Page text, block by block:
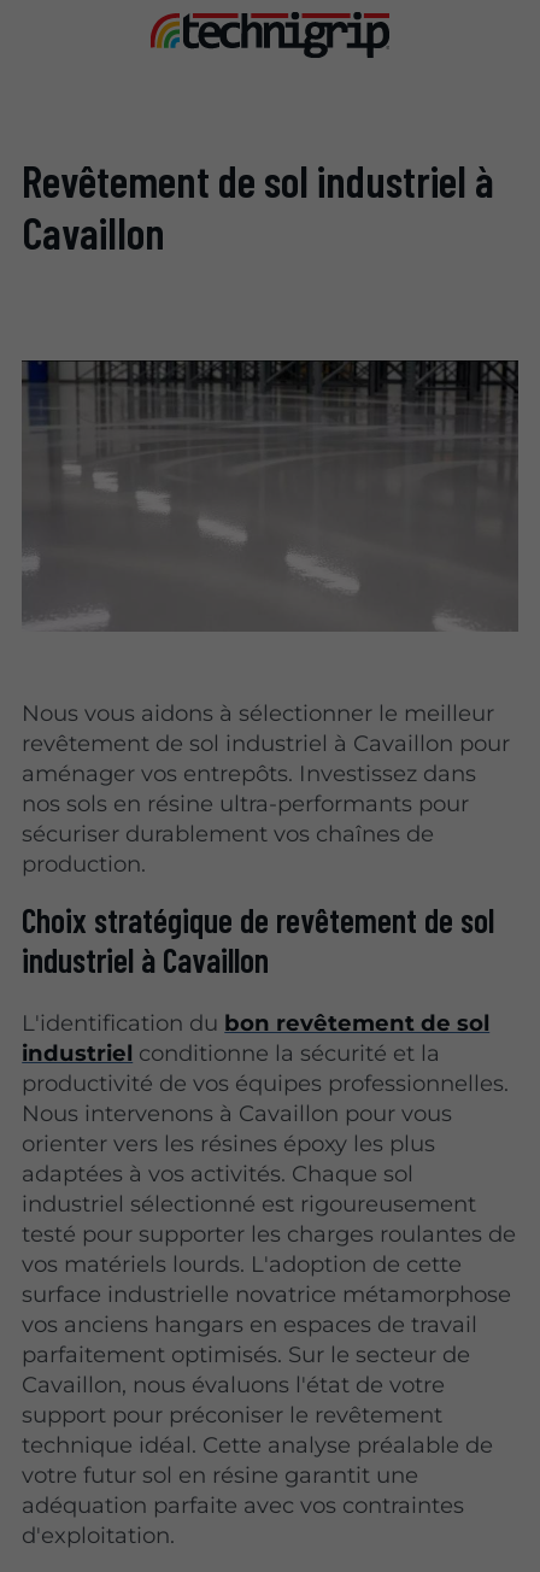
Revêtement de sol industriel à
Cavaillon
Nous vous aidons à sélectionner le meilleur
revêtement de sol industriel à Cavaillon pour
aménager vos entrepôts. Investissez dans
nos sols en résine ultra-performants pour
sécuriser durablement vos chaînes de
production.
Choix stratégique de revêtement de sol
industriel à Cavaillon
L'identification du bon revêtement de sol
industriel conditionne la sécurité et la
productivité de vos équipes professionnelles.
Nous intervenons à Cavaillon pour vous
orienter vers les résines époxy les plus
adaptées à vos activités. Chaque sol
industriel sélectionné est rigoureusement
testé pour supporter les charges roulantes de
vos matériels lourds. L'adoption de cette
surface industrielle novatrice métamorphose
vos anciens hangars en espaces de travail
parfaitement optimisés. Sur le secteur de
Cavaillon, nous évaluons l'état de votre
support pour préconiser le revêtement
technique idéal. Cette analyse préalable de
votre futur sol en résine garantit une
adéquation parfaite avec vos contraintes
d'exploitation.